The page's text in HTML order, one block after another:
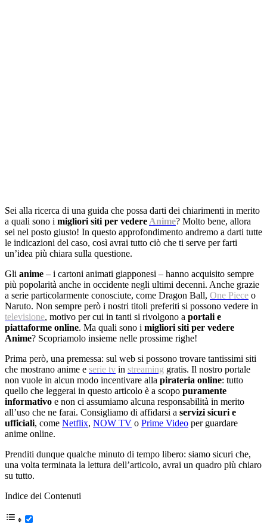
Sei alla ricerca di una guida che possa darti dei chiarimenti in merito
a quali sono i migliori siti per vedere Anime? Molto bene, allora
sei nel posto giusto! In questo approfondimento andremo a darti tutte
le indicazioni del caso, così avrai tutto ciò che ti serve per farti
un’idea più chiara sulla questione.
Gli anime – i cartoni animati giapponesi – hanno acquisito sempre
più popolarità anche in occidente negli ultimi decenni. Anche grazie
a serie particolarmente conosciute, come Dragon Ball, One Piece o
Naruto. Non sempre però i nostri titoli preferiti si possono vedere in
televisione, motivo per cui in tanti si rivolgono a portali e
piattaforme online. Ma quali sono i migliori siti per vedere
Anime? Scopriamolo insieme nelle prossime righe!
Prima però, una premessa: sul web si possono trovare tantissimi siti
che mostrano anime e serie tv in streaming gratis. Il nostro portale
non vuole in alcun modo incentivare alla pirateria online: tutto
quello che leggerai in questo articolo è a scopo puramente
informativo e non ci assumiamo alcuna responsabilità in merito
all’uso che ne farai. Consigliamo di affidarsi a servizi sicuri e
ufficiali, come Netflix, NOW TV o Prime Video per guardare
anime online.
Prenditi dunque qualche minuto di tempo libero: siamo sicuri che,
una volta terminata la lettura dell’articolo, avrai un quadro più chiaro
su tutto.
Indice dei Contenuti